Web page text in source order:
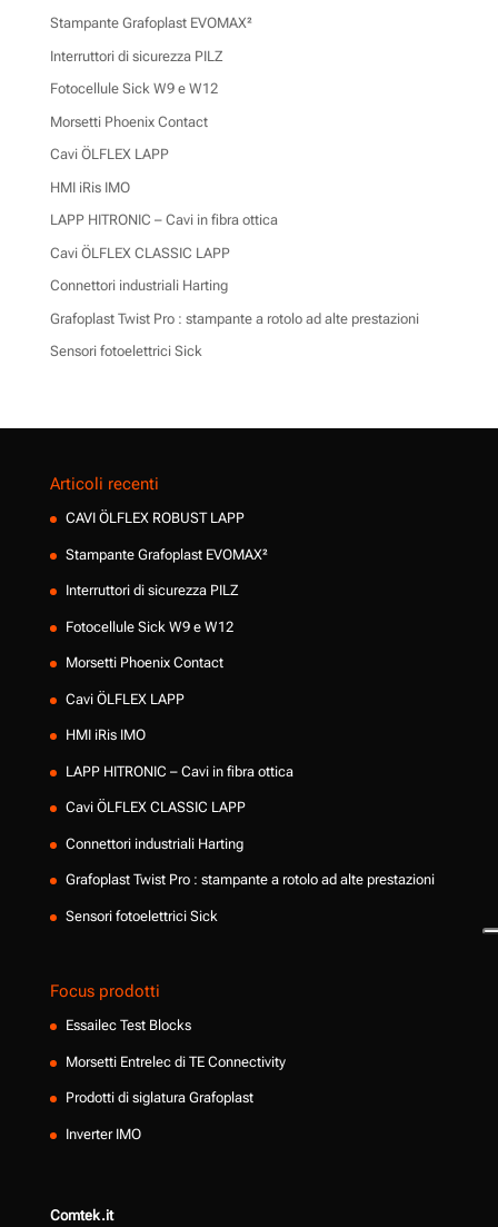
Stampante Grafoplast EVOMAX²
Interruttori di sicurezza PILZ
Fotocellule Sick W9 e W12
Morsetti Phoenix Contact
Cavi ÖLFLEX LAPP
HMI iRis IMO
LAPP HITRONIC – Cavi in fibra ottica
Cavi ÖLFLEX CLASSIC LAPP
Connettori industriali Harting
Grafoplast Twist Pro : stampante a rotolo ad alte prestazioni
Sensori fotoelettrici Sick
Articoli recenti
CAVI ÖLFLEX ROBUST LAPP
Stampante Grafoplast EVOMAX²
Interruttori di sicurezza PILZ
Fotocellule Sick W9 e W12
Morsetti Phoenix Contact
Cavi ÖLFLEX LAPP
HMI iRis IMO
LAPP HITRONIC – Cavi in fibra ottica
Cavi ÖLFLEX CLASSIC LAPP
Connettori industriali Harting
Grafoplast Twist Pro : stampante a rotolo ad alte prestazioni
Sensori fotoelettrici Sick
Focus prodotti
Essailec Test Blocks
Morsetti Entrelec di TE Connectivity
Prodotti di siglatura Grafoplast
Inverter IMO
Comtek.it